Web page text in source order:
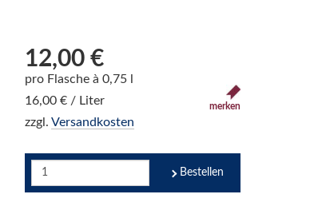
12,00 €
pro Flasche à 0,75 l
16,00 € / Liter
zzgl. Versandkosten
merken
Bestellen